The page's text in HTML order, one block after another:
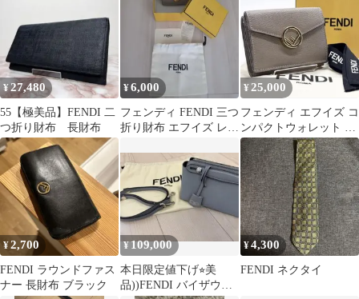
¥27,480
55【極美品】FENDI 二
つ折り財布 長財布
¥6,000
フェンディ FENDI 三つ
折り財布 エフイズ レザ
¥25,000
フェンディ エフイズ コ
ンパクトウォレット グ
レー三つ折り財布
¥2,700
FENDI ラウンドファス
ナー 長財布 ブラック
¥109,000
本日限定値下げ⭐︎美
品))FENDI バイザウェ
¥4,300
FENDI ネクタイ